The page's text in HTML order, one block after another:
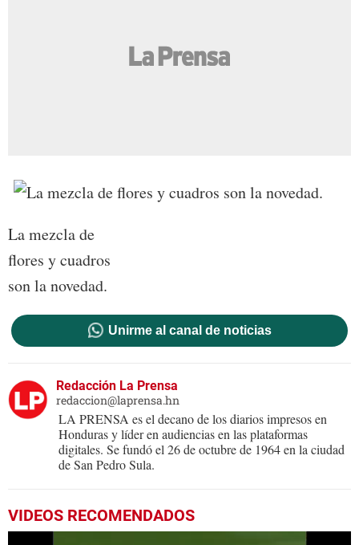
La mezcla de
flores y cuadros
son la novedad.
Unirme al canal de noticias
Redacción La Prensa
redaccion@laprensa.hn
LA PRENSA es el decano de los diarios impresos en
Honduras y líder en audiencias en las plataformas
digitales. Se fundó el 26 de octubre de 1964 en la ciudad
de San Pedro Sula.
VIDEOS RECOMENDADOS